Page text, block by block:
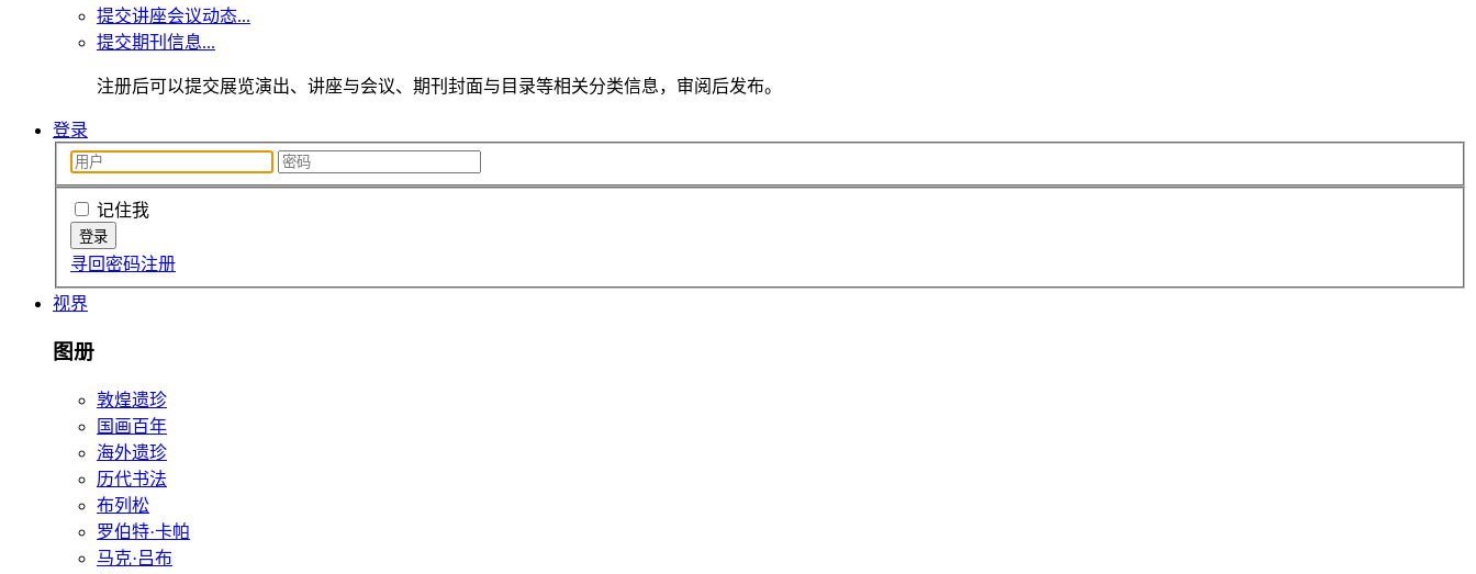
提交讲座会议动态...
提交期刊信息...
注册后可以提交展览演出、讲座与会议、期刊封面与目录等相关分类信息，审阅后发布。
登录
记住我
寻回密码注册
视界
图册
敦煌遗珍
国画百年
海外遗珍
历代书法
布列松
罗伯特·卡帕
马克·吕布